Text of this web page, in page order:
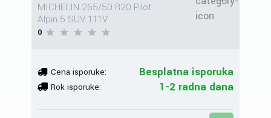
MICHELIN 265/50 R20 Pilot
Alpin 5 SUV 111V
0
Cena isporuke: Besplatna isporuka
Rok isporuke: 1-2 radna dana